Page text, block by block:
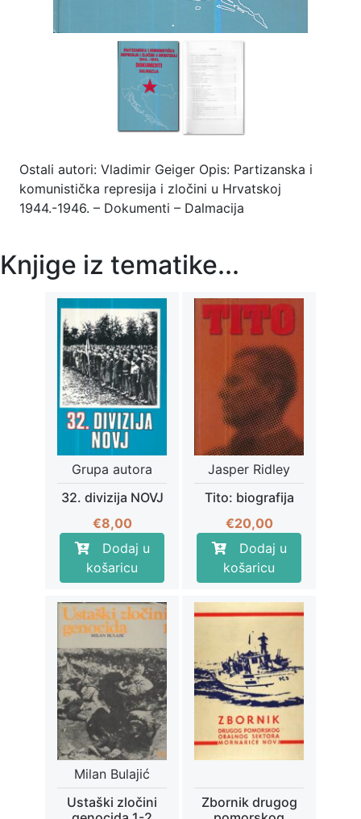
Ostali autori: Vladimir Geiger Opis: Partizanska i
komunistička represija i zločini u Hrvatskoj
1944.-1946. – Dokumenti – Dalmacija
Knjige iz tematike...
Grupa autora
32. divizija NOVJ
€8,00
Dodaj u
košaricu
Jasper Ridley
Tito: biografija
€20,00
Dodaj u
košaricu
Milan Bulajić
Ustaški zločini
Zbornik drugog